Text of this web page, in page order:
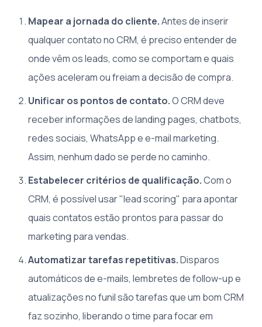
Mapear a jornada do cliente.Antes de inserir
qualquer contato no CRM, é preciso entender de
onde vêm os leads, como se comportam e quais
ações aceleram ou freiam a decisão de compra.
Unificar os pontos de contato.O CRM deve
receber informações de landing pages, chatbots,
redes sociais, WhatsApp e e-mail marketing.
Assim, nenhum dado se perde no caminho.
Estabelecer critérios de qualificação.Com o
CRM, é possível usar "lead scoring" para apontar
quais contatos estão prontos para passar do
marketing para vendas.
Automatizar tarefas repetitivas.Disparos
automáticos de e-mails, lembretes de follow-up e
atualizações no funil são tarefas que um bom CRM
faz sozinho, liberando o time para focar em